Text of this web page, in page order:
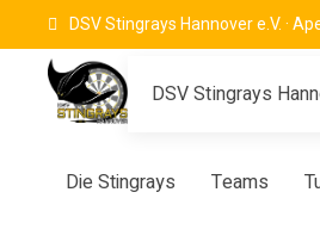
DSV Stingrays Hannover e.V. ·
DSV Stingrays
Die Stingrays Teams